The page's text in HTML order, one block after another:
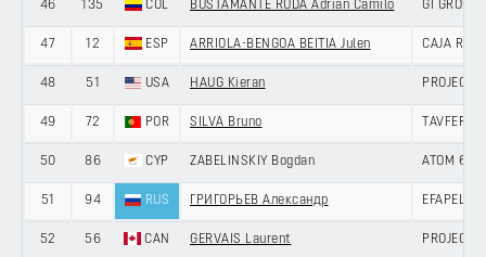
46 135 COL BUSTAMANTE RUDA Adrian Camilo GI GROUP
47 12 ESP ARRIOLA-BENGOA BEITIA Julen CAJA
48 51 USA HAUG Kieran PROJECT
49 72 POR SILVA Bruno TAVFER-
50 86 CYP ZABELINSKIY Bogdan ATOM 6
51 94 RUS ГРИГОРЬЕВ Александр EFAPEL
52 56 CAN GERVAIS Laurent PROJECT